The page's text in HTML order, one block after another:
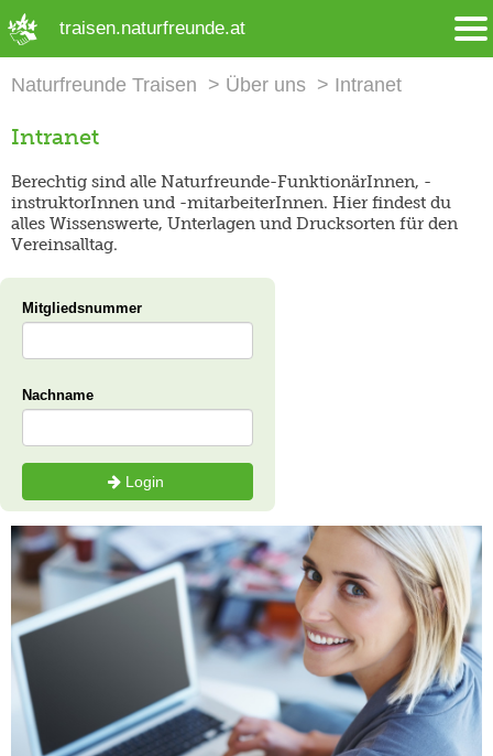
traisen.naturfreunde.at
Naturfreunde Traisen Über uns Intranet
Intranet
Berechtig sind alle Naturfreunde-FunktionärInnen, -
instruktorInnen und -mitarbeiterInnen. Hier findest du
alles Wissenswerte, Unterlagen und Drucksorten für den
Vereinsalltag.
Mitgliedsnummer
Nachname
Login